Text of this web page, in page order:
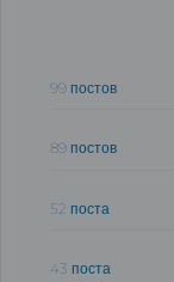
99 постов
89 постов
52 поста
43 поста